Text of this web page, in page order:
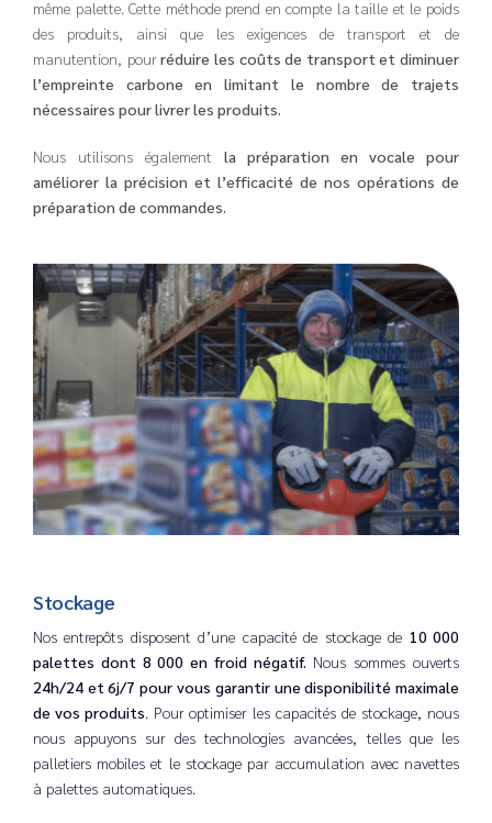
même palette. Cette méthode prend en compte la taille et le poids
des produits, ainsi que les exigences de transport et de
manutention, pourréduire les coûts de transport et diminuer
l’empreinte carbone en limitant le nombre de trajets
nécessaires pour livrer les produits.
Nous utilisons également la préparation en vocale pour
améliorer la précision et l’efficacité de nos opérations de
préparation de commandes.
Stockage
Nos entrepôts disposent d’une capacité de stockage de 10 000
palettes dont 8 000 en froid négatif. Nous sommes ouverts
24h/24 et 6j/7 pour vous garantir une disponibilité maximale
de vos produits. Pour optimiser les capacités de stockage, nous
nous appuyons sur des technologies avancées, telles que les
palletiers mobiles et le stockage par accumulation avec navettes
à palettes automatiques.